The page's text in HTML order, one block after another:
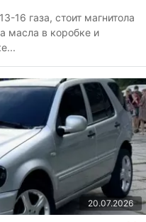
16 газа, стоит магнитола
масла в коробке и
20.07.2026